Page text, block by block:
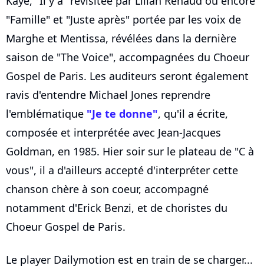
"Famille" et "Juste après" portée par les voix de
Marghe et Mentissa, révélées dans la dernière
saison de "The Voice", accompagnées du Choeur
Gospel de Paris. Les auditeurs seront également
ravis d'entendre Michael Jones reprendre
l'emblématique "Je te donne", qu'il a écrite,
composée et interprétée avec Jean-Jacques
Goldman, en 1985. Hier soir sur le plateau de "C à
vous", il a d'ailleurs accepté d'interpréter cette
chanson chère à son coeur, accompagné
notamment d'Erick Benzi, et de choristes du
Choeur Gospel de Paris.
Le player Dailymotion est en train de se charger...